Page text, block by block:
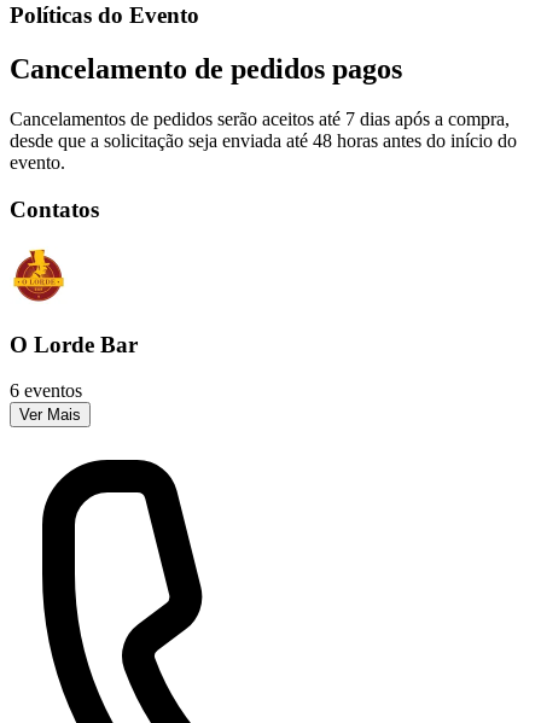
Políticas do Evento
Cancelamento de pedidos pagos
Cancelamentos de pedidos serão aceitos até 7 dias após a compra,
desde que a solicitação seja enviada até 48 horas antes do início do
evento.
Contatos
O Lorde Bar
6 eventos
Ver Mais